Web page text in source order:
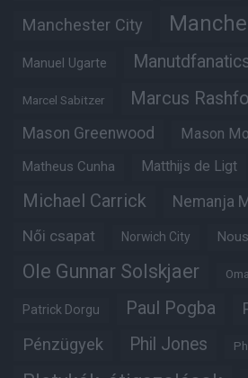
Manchester City
Manuel Ugarte
Marcel Sabitzer Marcus
Mason Greenwood Mason
Matheus Cunha Matthijs de Ligt
Michael Carrick Nemanja
Női csapat Norwich City
Ole Gunnar Solskjaer
Patrick Dorgu Paul Pogba
Pénzügyek Phil Jones